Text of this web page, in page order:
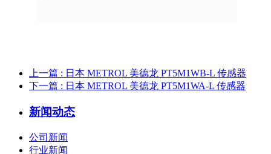
上一篇 : 日本 METROL 美德龙 PT5M1WB-L 传感器
下一篇 : 日本 METROL 美德龙 PT5M1WA-L 传感器
新闻动态
公司新闻
行业新闻